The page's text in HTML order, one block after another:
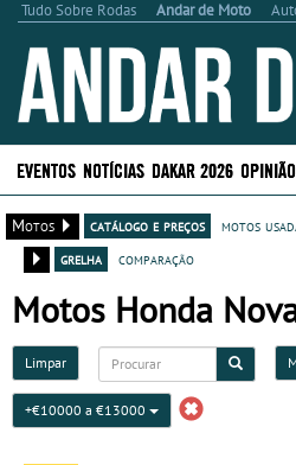
Tudo Sobre Rodas Andar de Moto
EVENTOS NOTÍCIAS DAKAR 2026 OPINIÃO
Motos catálogo e preços motos
grelha
comparação
Motos Honda
Limpar
+€10000 a €13000